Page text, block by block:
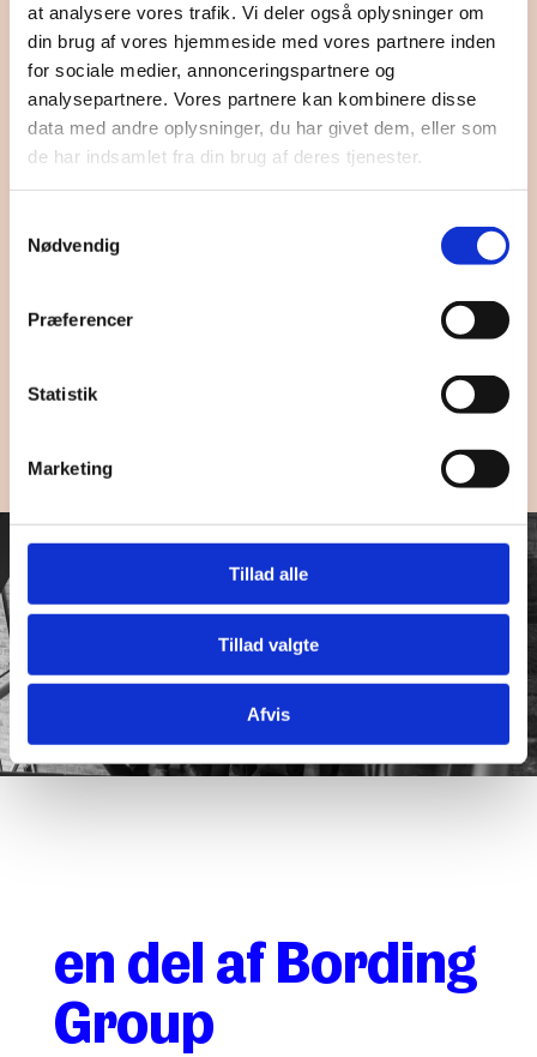
at analysere vores trafik. Vi deler også oplysninger om
din brug af vores hjemmeside med vores partnere inden
for sociale medier, annonceringspartnere og
analysepartnere. Vores partnere kan kombinere disse
data med andre oplysninger, du har givet dem, eller som
de har indsamlet fra din brug af deres tjenester.
Nødvendig
Præferencer
Statistik
Marketing
Tillad alle
Tillad valgte
Afvis
Ledige
stillinger
Er du klar til at sætte din faglighed i spil – og
blive en del af et lille hold med store
ambitioner?
en del af Bording
Group